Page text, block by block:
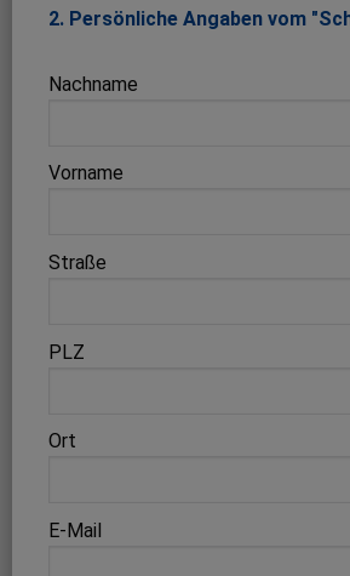
2. Persönliche Angaben vom
Nachname
Vorname
Straße
PLZ
Ort
E-Mail